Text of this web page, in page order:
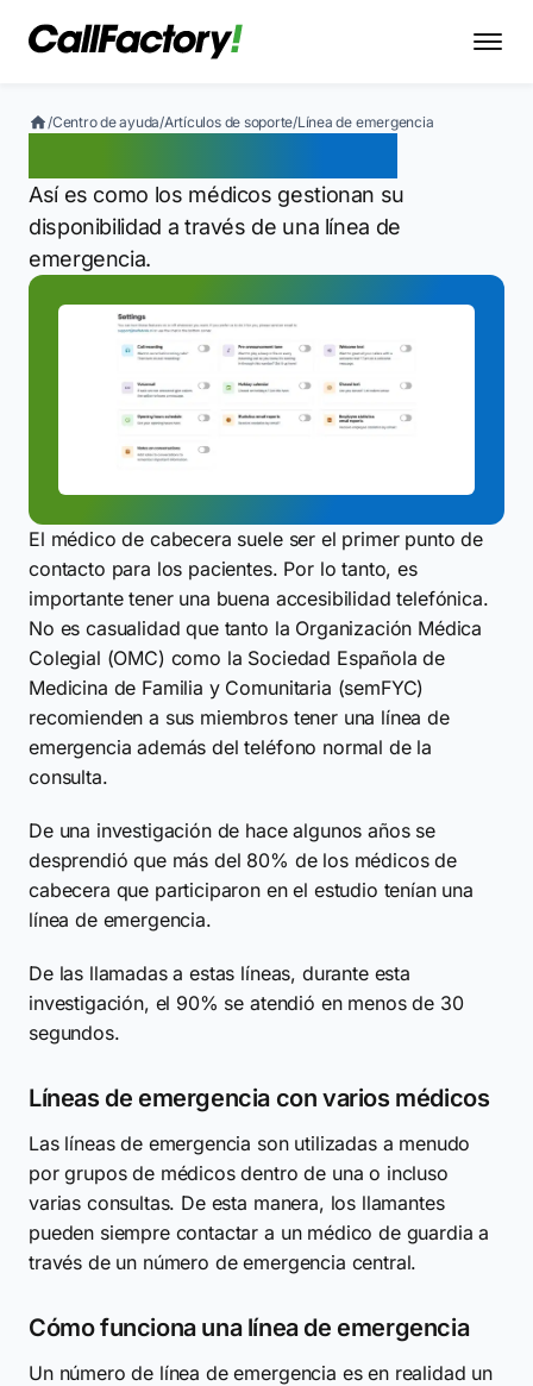
/Centro de ayuda/Artículos de soporte/Línea de emergencia
Así es como los médicos gestionan su
disponibilidad a través de una línea de
emergencia.
El médico de cabecera suele ser el primer punto de
contacto para los pacientes. Por lo tanto, es
importante tener una buena accesibilidad telefónica.
No es casualidad que tanto la Organización Médica
Colegial (OMC) como la Sociedad Española de
Medicina de Familia y Comunitaria (semFYC)
recomienden a sus miembros tener una línea de
emergencia además del teléfono normal de la
consulta.
De una investigación de hace algunos años se
desprendió que más del 80% de los médicos de
cabecera que participaron en el estudio tenían una
línea de emergencia.
De las llamadas a estas líneas, durante esta
investigación, el 90% se atendió en menos de 30
segundos.
Líneas de emergencia con varios médicos
Las líneas de emergencia son utilizadas a menudo
por grupos de médicos dentro de una o incluso
varias consultas. De esta manera, los llamantes
pueden siempre contactar a un médico de guardia a
través de un número de emergencia central.
Cómo funciona una línea de emergencia
Un número de línea de emergencia es en realidad un